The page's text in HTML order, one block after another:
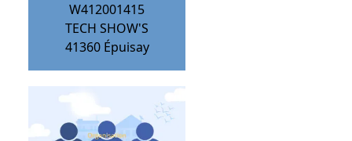
W412001415
TECH SHOW'S
41360 Épuisay